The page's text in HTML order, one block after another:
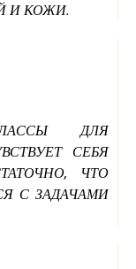
И КОЖИ.
ДЛЯ
СЕБЯ
ЧТО
С ЗАДАЧАМИ